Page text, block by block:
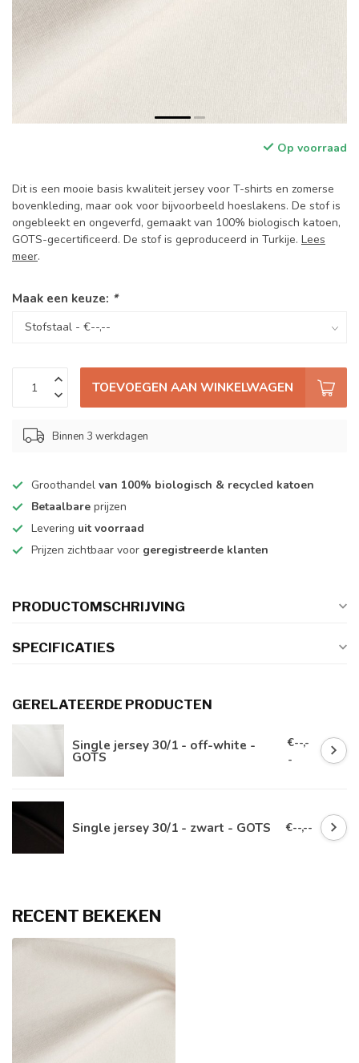
Op voorraad
Dit is een mooie basis kwaliteit jersey voor T-shirts en zomerse
bovenkleding, maar ook voor bijvoorbeeld hoeslakens. De stof is
ongebleekt en ongeverfd, gemaakt van 100% biologisch katoen,
GOTS-gecertificeerd. De stof is geproduceerd in Turkije. Lees
meer.
Maak een keuze: *
TOEVOEGEN AAN WINKELWAGEN
Binnen 3 werkdagen
Groothandel van 100% biologisch & recycled katoen
Betaalbare prijzen
Levering uit voorraad
Prijzen zichtbaar voor geregistreerde klanten
PRODUCTOMSCHRIJVING
SPECIFICATIES
GERELATEERDE PRODUCTEN
Single jersey 30/1 - off-white -
GOTS
€--,-
-
Single jersey 30/1 - zwart - GOTS €--,--
RECENT BEKEKEN